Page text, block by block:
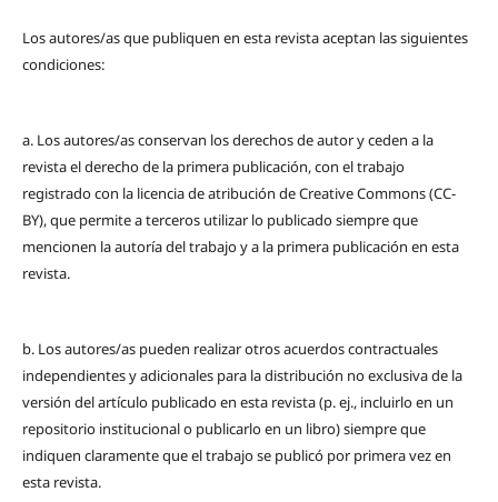
Los autores/as que publiquen en esta revista aceptan las siguientes
condiciones:
a. Los autores/as conservan los derechos de autor y ceden a la
revista el derecho de la primera publicación, con el trabajo
registrado con la licencia de atribución de Creative Commons (CC-
BY), que permite a terceros utilizar lo publicado siempre que
mencionen la autoría del trabajo y a la primera publicación en esta
revista.
b. Los autores/as pueden realizar otros acuerdos contractuales
independientes y adicionales para la distribución no exclusiva de la
versión del artículo publicado en esta revista (p. ej., incluirlo en un
repositorio institucional o publicarlo en un libro) siempre que
indiquen claramente que el trabajo se publicó por primera vez en
esta revista.